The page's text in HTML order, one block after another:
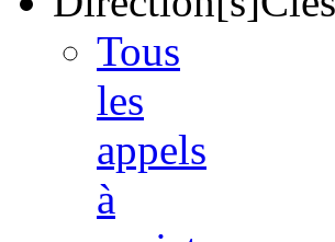
Tous
les
appels
à